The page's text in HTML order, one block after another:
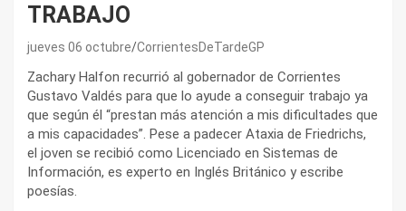
TRABAJO
jueves 06 octubre CorrientesDeTardeGP
Zachary Halfon recurrió al gobernador de Corrientes
Gustavo Valdés para que lo ayude a conseguir trabajo ya
que según él “prestan más atención a mis dificultades que
a mis capacidades”. Pese a padecer Ataxia de Friedrichs,
el joven se recibió como Licenciado en Sistemas de
Información, es experto en Inglés Británico y escribe
poesías.